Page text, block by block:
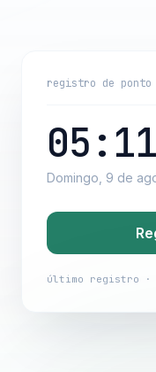
registro de ponto
Domingo, 9 de
último registro ·